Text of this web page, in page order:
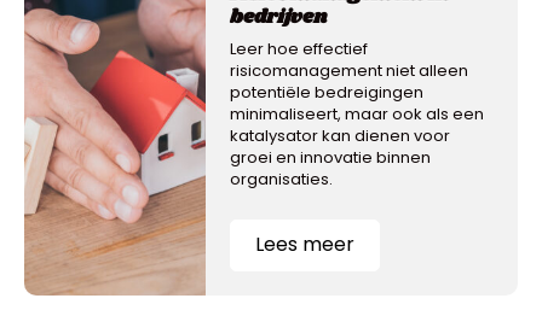
bedrijven
Leer hoe effectief
risicomanagement niet alleen
potentiële bedreigingen
minimaliseert, maar ook als een
katalysator kan dienen voor
groei en innovatie binnen
organisaties.
Lees meer